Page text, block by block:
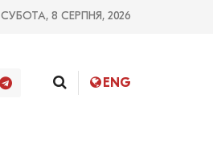
СУБОТА, 8 СЕРПНЯ, 2026
ENG